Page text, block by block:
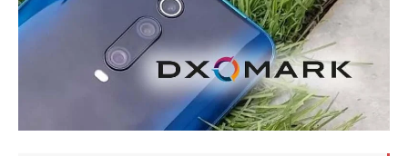
العاب
تطبيقات
العملات الرقمية